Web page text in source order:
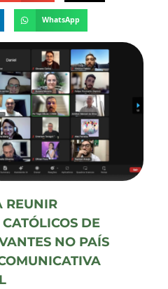
WhatsApp
REUNIR
DE
NO PAÍS